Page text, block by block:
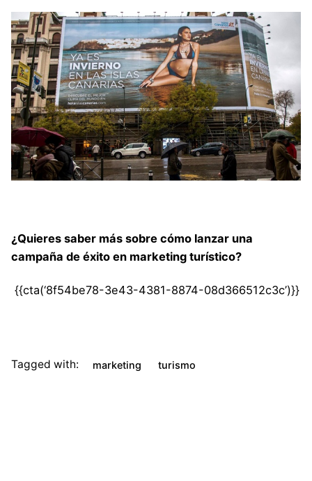
¿Quieres saber más sobre cómo lanzar una
campaña de éxito en marketing turístico?
{{cta(‘8f54be78-3e43-4381-8874-08d366512c3c’)}}
Tagged with: marketing turismo